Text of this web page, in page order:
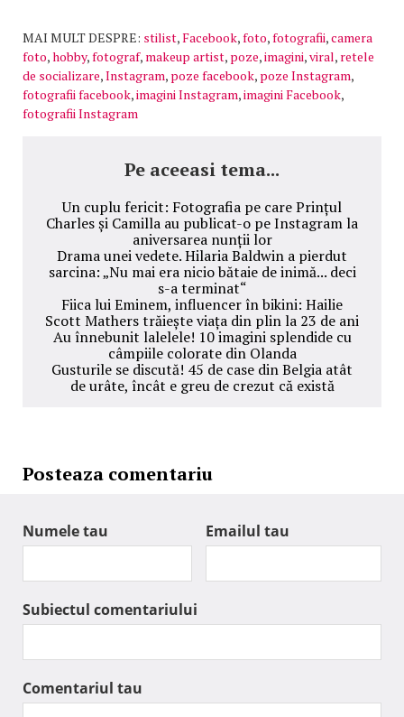
MAI MULT DESPRE: stilist,Facebook,foto,fotografii,camera
foto,hobby,fotograf, makeup artist, poze,imagini,viral, retele
de socializare,Instagram, poze facebook, poze Instagram,
fotografii facebook,imagini Instagram,imagini Facebook,
fotografii Instagram
Pe aceeasi tema...
Un cuplu fericit: Fotografia pe care Prințul
Charles și Camilla au publicat-o pe Instagram la
aniversarea nunții lor
Drama unei vedete. Hilaria Baldwin a pierdut
sarcina: „Nu mai era nicio bătaie de inimă... deci
s-a terminat“
Fiica lui Eminem, influencer în bikini: Hailie
Scott Mathers trăiește viața din plin la 23 de ani
Au înnebunit lalelele! 10 imagini splendide cu
câmpiile colorate din Olanda
Gusturile se discută! 45 de case din Belgia atât
de urâte, încât e greu de crezut că există
Posteaza comentariu
Numele tau Emailul tau
Subiectul comentariului
Comentariul tau